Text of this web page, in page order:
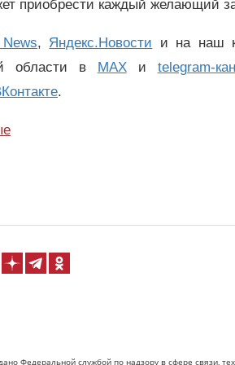
приобрести каждый желающий
, Яндекс.Новости и на наш
области в MAXи telegram-
.
Федеральной службой по надзору в сфере связи,